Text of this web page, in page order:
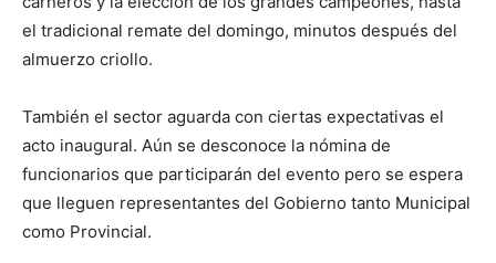
el tradicional remate del domingo, minutos después del
almuerzo criollo.
También el sector aguarda con ciertas expectativas el
acto inaugural. Aún se desconoce la nómina de
funcionarios que participarán del evento pero se espera
que lleguen representantes del Gobierno tanto Municipal
como Provincial.